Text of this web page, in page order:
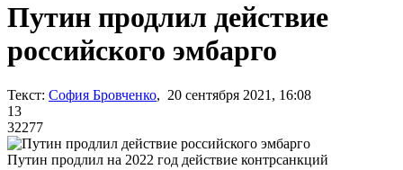
Путин продлил действие
российского эмбарго
Текст: София Бровченко, 20 сентября 2021, 16:08
13
32277
Путин продлил на 2022 год действие контрсанкций